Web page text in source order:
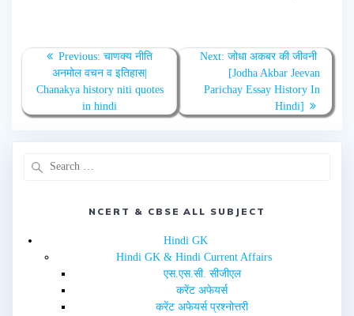
n
T
i
t
r
(
n
s
n
F
c
b
o
o
k
n
e
Previous: चाणक्य नीति
अनमोल वचन व इतिहास|
Chanakya history niti quotes
in hindi
Next: जोधा अकबर की जीवनी
[Jodha Akbar Jeevan
Parichay Essay History In
Hindi]
NCERT & CBSE ALL SUBJECT
Hindi GK
Hindi GK & Hindi Current Affairs
एस.एस.सी. सीजीएल
करेंट अफेयर्स
करेंट अफेयर्स प्रश्नोत्तरी